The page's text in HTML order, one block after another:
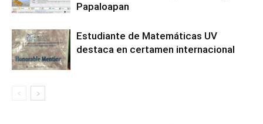
Papaloapan
Estudiante de Matemáticas UV
destaca en certamen internacional